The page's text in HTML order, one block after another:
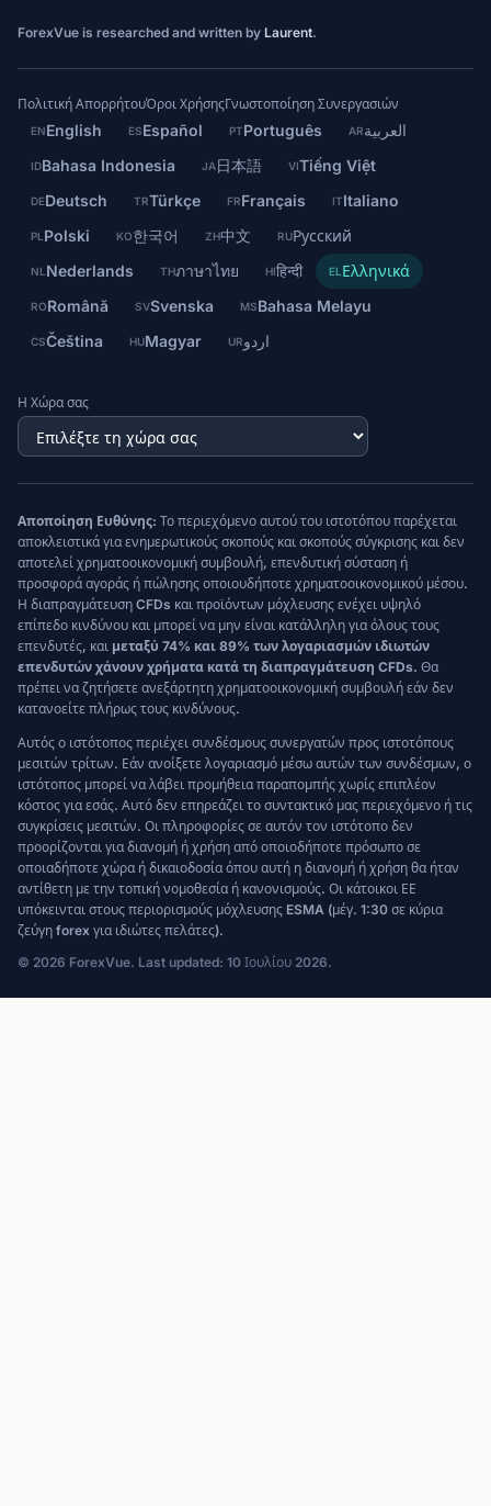
ForexVue is researched and written by Laurent.
Πολιτική ΑπορρήτουΌροι ΧρήσηςΓνωστοποίηση Συνεργασιών
ENEnglish ESEspañol PTPortuguês ARالعربية
IDBahasa Indonesia JA日本語 VITiếng Việt
DEDeutsch TRTürkçe FRFrançais ITItaliano
PL Polski KO한국어 ZH中文 RUРусский
NL Nederlands THภาษาไทย HIहिन्दी EL Ελληνικά
RORomână SVSvenska MSBahasa Melayu
CSČeština HUMagyar URاردو
Η Χώρα σας
Αποποίηση Ευθύνης: Το περιεχόμενο αυτού του ιστοτόπου παρέχεται
αποκλειστικά για ενημερωτικούς σκοπούς και σκοπούς σύγκρισης και δεν
αποτελεί χρηματοοικονομική συμβουλή, επενδυτική σύσταση ή
προσφορά αγοράς ή πώλησης οποιουδήποτε χρηματοοικονομικού μέσου.
Η διαπραγμάτευση CFDs και προϊόντων μόχλευσης ενέχει υψηλό
επίπεδο κινδύνου και μπορεί να μην είναι κατάλληλη για όλους τους
επενδυτές, και μεταξύ 74% και 89% των λογαριασμών ιδιωτών
επενδυτών χάνουν χρήματα κατά τη διαπραγμάτευση CFDs. Θα
πρέπει να ζητήσετε ανεξάρτητη χρηματοοικονομική συμβουλή εάν δεν
κατανοείτε πλήρως τους κινδύνους.
Αυτός ο ιστότοπος περιέχει συνδέσμους συνεργατών προς ιστοτόπους
μεσιτών τρίτων. Εάν ανοίξετε λογαριασμό μέσω αυτών των συνδέσμων, ο
ιστότοπος μπορεί να λάβει προμήθεια παραπομπής χωρίς επιπλέον
κόστος για εσάς. Αυτό δεν επηρεάζει το συντακτικό μας περιεχόμενο ή τις
συγκρίσεις μεσιτών. Οι πληροφορίες σε αυτόν τον ιστότοπο δεν
προορίζονται για διανομή ή χρήση από οποιοδήποτε πρόσωπο σε
οποιαδήποτε χώρα ή δικαιοδοσία όπου αυτή η διανομή ή χρήση θα ήταν
αντίθετη με την τοπική νομοθεσία ή κανονισμούς. Οι κάτοικοι ΕΕ
υπόκεινται στους περιορισμούς μόχλευσης ESMA (μέγ. 1:30 σε κύρια
ζεύγη forex για ιδιώτες πελάτες).
© 2026 ForexVue. Last updated: 10 Ιουλίου 2026.